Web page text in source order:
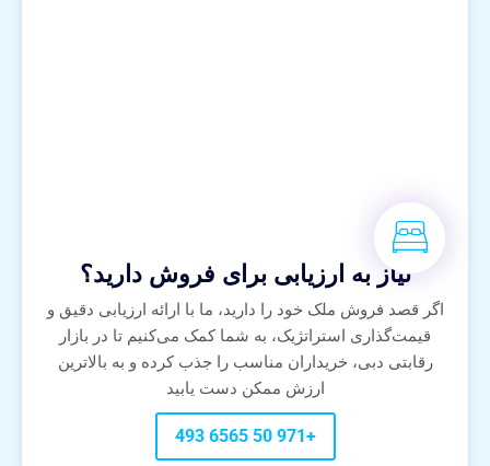
نیاز به ارزیابی برای فروش دارید؟
اگر قصد فروش ملک خود را دارید، ما با ارائه ارزیابی دقیق و
قیمت‌گذاری استراتژیک، به شما کمک می‌کنیم تا در بازار
رقابتی دبی، خریداران مناسب را جذب کرده و به بالاترین
ارزش ممکن دست یابید